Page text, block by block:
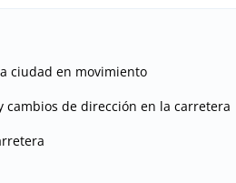
ciudad en movimiento
cambios de dirección en la carretera